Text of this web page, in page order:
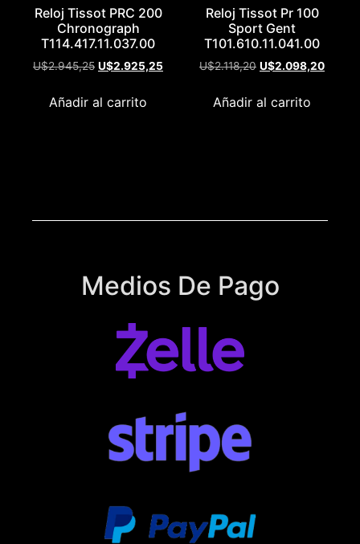
Reloj Tissot PRC 200
Chronograph
T114.417.11.037.00
U$2.945,25 U$2.925,25
Añadir al carrito
Reloj Tissot Pr 100
Sport Gent
T101.610.11.041.00
U$2.118,20 U$2.098,20
Añadir al carrito
Medios De Pago